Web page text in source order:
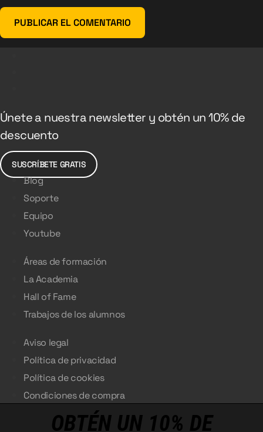
Únete a nuestra newsletter y obtén un 10% de
descuento
SUSCRÍBETE GRATIS
Blog
Soporte
Equipo
Youtube
Áreas de formación
La Academia
Hall of Fame
Trabajos de los alumnos
Aviso legal
Política de privacidad
Política de cookies
Condiciones de compra
OBTÉN UN 10% DE